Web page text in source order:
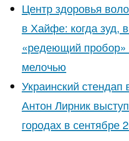
Центр здоровья
в Хайфе: когда зуд,
«редеющий пробор»
мелочью
Украинский стендап
Антон Лирник
городах в сентябре